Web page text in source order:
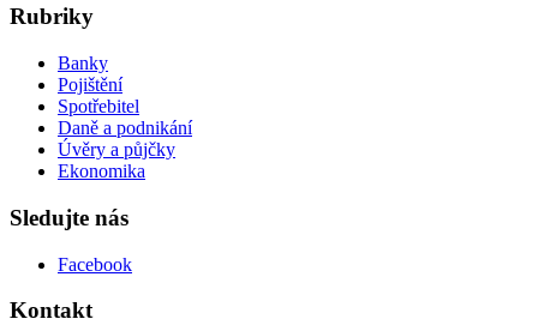
Rubriky
Banky
Pojištění
Spotřebitel
Daně a podnikání
Úvěry a půjčky
Ekonomika
Sledujte nás
Facebook
Kontakt